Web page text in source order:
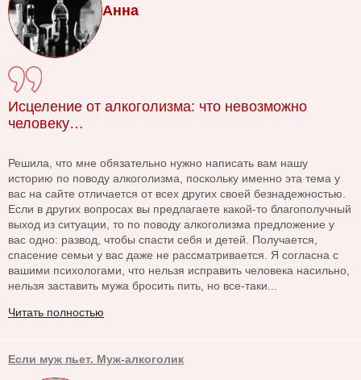
Анна
Исцеление от алкоголизма: что невозможно
человеку…
Решила, что мне обязательно нужно написать вам нашу
историю по поводу алкоголизма, поскольку именно эта тема у
вас на сайте отличается от всех других своей безнадежностью.
Если в других вопросах вы предлагаете какой-то благополучный
выход из ситуации, то по поводу алкоголизма предложение у
вас одно: развод, чтобы спасти себя и детей. Получается,
спасение семьи у вас даже не рассматривается. Я согласна с
вашими психологами, что нельзя исправить человека насильно,
нельзя заставить мужа бросить пить, но все-таки...
Читать полностью
Если муж пьет. Муж-алкоголик